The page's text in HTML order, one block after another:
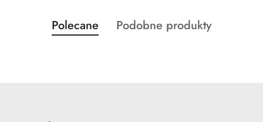
Pomiń karuzelę produktów
Produkty
o
Polecane
Produkty
Podobne produkty